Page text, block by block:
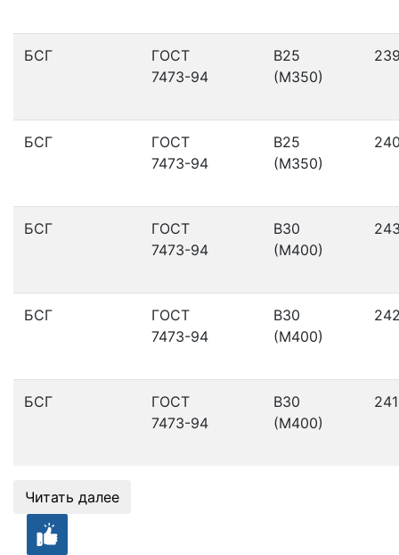
БСГ
ГОСТ
7473-94
В25
(М350)
БСГ
ГОСТ
7473-94
В25
(М350)
БСГ
ГОСТ
7473-94
В30
(М400)
БСГ
ГОСТ
7473-94
В30
(М400)
БСГ
ГОСТ
7473-94
В30
(М400)
Читать далее